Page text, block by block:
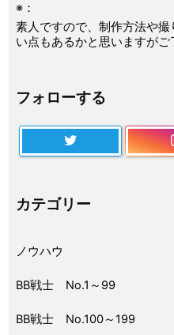
※：
素人ですので、制作方法や
い点もあるかと思いますがご
フォローする
カテゴリー
ノウハウ
BB戦士 No.1～99
BB戦士 No.100～199